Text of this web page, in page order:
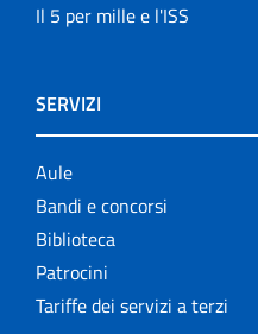
Il 5 per mille e l'ISS
SERVIZI
Aule
Bandi e concorsi
Biblioteca
Patrocini
Tariffe dei servizi a terzi